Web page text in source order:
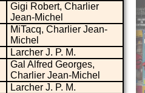
Gigi Robert, Charlier
Jean-Michel
MiTacq, Charlier Jean-
Michel
Larcher J. P. M.
Gal Alfred Georges,
Charlier Jean-Michel
Larcher J. P. M.